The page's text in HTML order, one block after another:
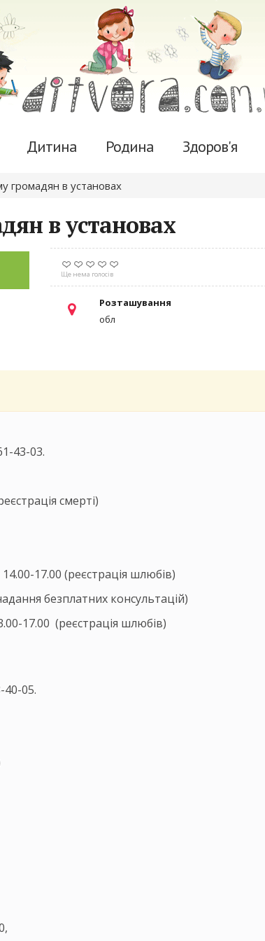
Дитина Родина Здоров'я
громадян в установах
в установах
Ще нема голосів
Розташування
обл
43-03.
смерті)
(реєстрація шлюбів)
безплатних консультацій)
(реєстрація шлюбів)
40-05.